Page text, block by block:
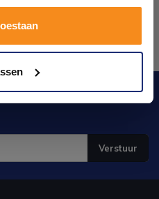
laatste nieuws en
Verstuur
zelf het verschil!